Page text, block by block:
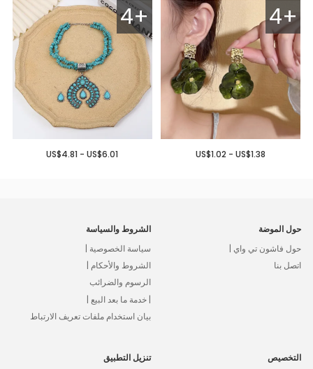
4+
US$1.02 - US$1.38
4+
US$4.81 - US$6.01
حول الموضة
حول فاشون تي واي |
اتصل بنا
الشروط والسياسة
سياسة الخصوصية |
الشروط والأحكام |
الرسوم والضرائب
| خدمة ما بعد البيع |
بيان استخدام ملفات تعريف الارتباط
التخصيص تنزيل التطبيق